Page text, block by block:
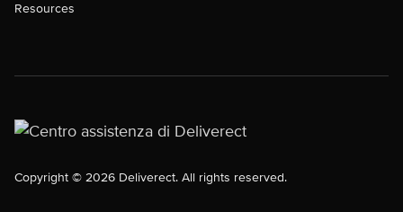
Resources
Copyright © 2026 Deliverect. All rights reserved.